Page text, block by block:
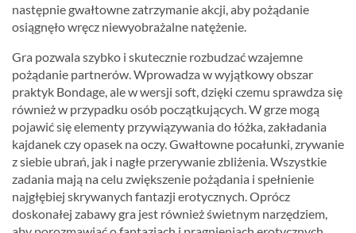
następnie gwałtowne zatrzymanie akcji, aby pożądanie
osiągnęło wręcz niewyobrażalne natężenie.
Gra pozwala szybko i skutecznie rozbudzać wzajemne
pożądanie partnerów. Wprowadza w wyjątkowy obszar
praktyk Bondage, ale w wersji soft, dzięki czemu sprawdza się
również w przypadku osób początkujących. W grze mogą
pojawić się elementy przywiązywania do łóżka, zakładania
kajdanek czy opasek na oczy. Gwałtowne pocałunki, zrywanie
z siebie ubrań, jak i nagłe przerywanie zbliżenia. Wszystkie
zadania mają na celu zwiększenie pożądania i spełnienie
najgłębiej skrywanych fantazji erotycznych. Oprócz
doskonałej zabawy gra jest również świetnym narzędziem,